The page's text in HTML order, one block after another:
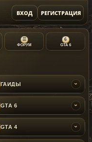
ВХОД РЕГИСТРАЦИЯ
☰
ФОРУМ
6
GTA 6
ГАЙДЫ ›
GTA 6 ›
GTA 4 ›